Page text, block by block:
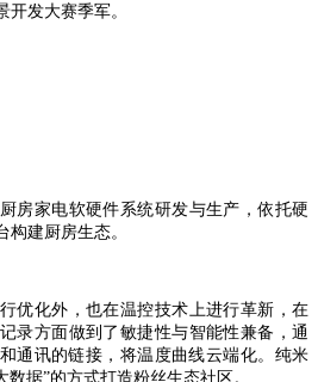
发大赛季军。
房家电软硬件系统研发与生产，依托硬
建厨房生态。
优化外，也在温控技术上进行革新，在
录方面做到了敏捷性与智能性兼备，通
通讯的链接，将温度曲线云端化。纯米
数据”的方式打造粉丝生态社区。